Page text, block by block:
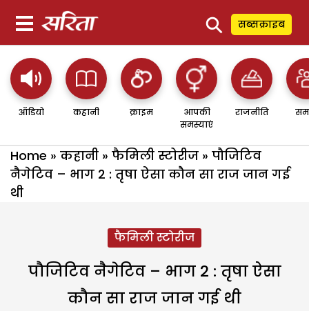
⚲ सब्सक्राइब
ऑडियो कहानी क्राइम
आपकी
समस्याएं
राजनीति
Home » कहानी » फैमिली स्टोरीज » पौजिटिव
नैगेटिव – भाग 2 : तृषा ऐसा कौन सा राज जान गई
थी
फैमिली स्टोरीज
पौजिटिव नैगेटिव – भाग 2 : तृषा ऐसा
कौन सा राज जान गई थी